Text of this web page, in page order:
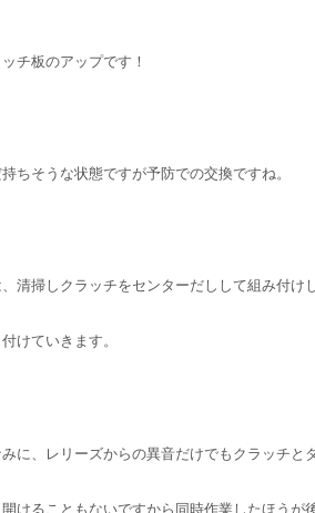
チ板のアップです！
持ちそうな状態ですが予防での交換ですね。
清掃しクラッチをセンターだしして組み付け
けていきます。
みに、レリーズからの異音だけでもクラッチと
けることもないですから同時作業したほうが